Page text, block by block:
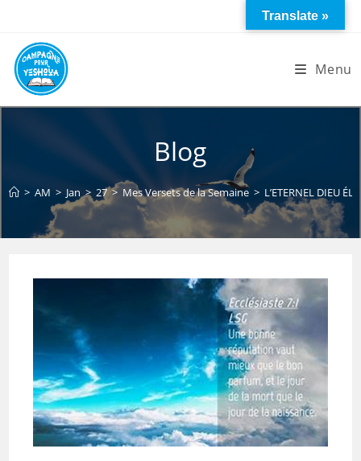
content
Menu
Blog
> AM > Jan > 27 > Mes Versets de la Semaine > L’ETERNEL DIEU
Translate »